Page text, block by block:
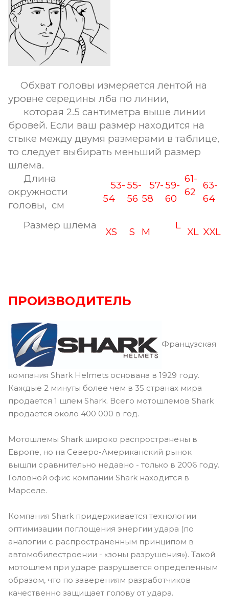
Обхват головы измеряется лентой на
уровне середины лба по линии,
которая 2.5 сантиметра выше линии
бровей. Если ваш размер находится на
стыке между двумя размерами в таблице,
то следует выбирать меньший размер
шлема.
Длина
окружности
головы, см
53-
54
55-
56
57-
58
59-
60
61-
62
63-
64
Размер шлема
XS S M
L
XL XXL
ПРОИЗВОДИТЕЛЬ
Французская
компания Shark Helmets основана в 1929 году.
Каждые 2 минуты более чем в 35 странах мира
продается 1 шлем Shark. Всего мотошлемов Shark
продается около 400 000 в год.
Мотошлемы Shark широко распространены в
Европе, но на Северо-Американский рынок
вышли сравнительно недавно - только в 2006 году.
Головной офис компании Shark находится в
Марселе.
Компания Shark придерживается технологии
оптимизации поглощения энергии удара (по
аналогии с распространенным принципом в
автомобилестроении - «зоны разрушения»). Такой
мотошлем при ударе разрушается определенным
образом, что по заверениям разработчиков
качественно защищает голову от удара.